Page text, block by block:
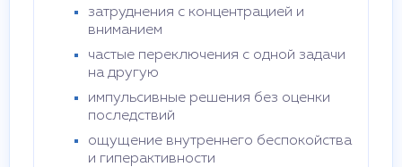
затруднения с концентрацией и
вниманием
частые переключения с одной задачи
на другую
импульсивные решения без оценки
последствий
ощущение внутреннего беспокойства
и гиперактивности